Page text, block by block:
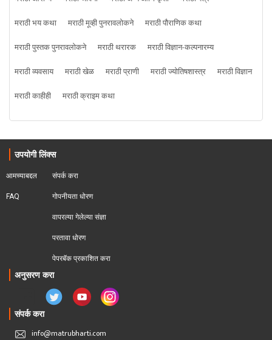
मराठी भय कथा
मराठी मूव्ही पुनरावलोकने
मराठी पौराणिक कथा
मराठी पुस्तक पुनरावलोकने
मराठी थरारक
मराठी विज्ञान-कल्पनारम्य
मराठी व्यवसाय
मराठी खेळ मराठी प्राणी मराठी ज्योतिषशास्त्र
मराठी विज्ञान
मराठी काहीही
मराठी क्राइम कथा
उपयोगी लिंक्स
आमच्याबद्दल
FAQ
संपर्क करा
गोपनीयता धोरण
वापरल्या गेलेल्या संज्ञा
परतावा धोरण
पेपरबॅक प्रकाशित करा
अनुसरण करा
संपर्क करा
info@matrubharti.com